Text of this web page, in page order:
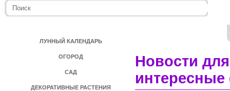
ЛУННЫЙ КАЛЕНДАРЬ
ОГОРОД
САД
ДЕКОРАТИВНЫЕ РАСТЕНИЯ
Новости